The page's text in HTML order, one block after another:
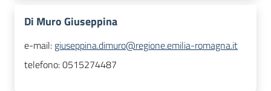
Di Muro Giuseppina
e-mail: giuseppina.dimuro@regione.emilia-romagna.it
telefono:0515274487